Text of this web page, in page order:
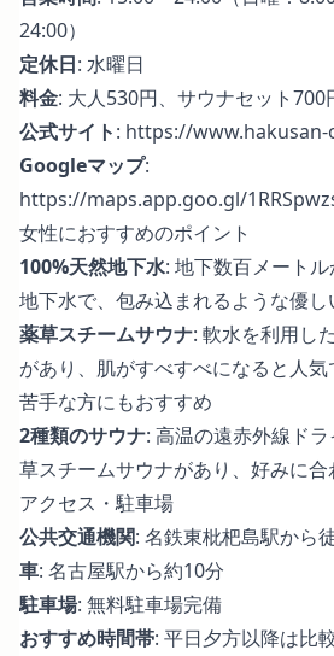
24:00）
定休日: 水曜日
料金: 大人530円、サウナセット700
公式サイト: https://
Googleマップ:
https://maps.app.goo.gl/
女性におすすめのポイント
100%天然地下水: 地下数百メート
地下水で、包み込まれるような優し
薬草スチームサウナ: 軟水を利用し
があり、肌がすべすべになると人
苦手な方にもおすすめ
2種類のサウナ: 高温の遠赤外線ド
草スチームサウナがあり、好みに
アクセス・駐車場
公共交通機関: 名鉄東枇杷島駅から
車: 名古屋駅から約10分
駐車場: 無料駐車場完備
おすすめ時間帯: 平日夕方以降は比